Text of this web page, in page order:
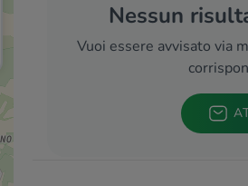
Nessun
Vuoi essere avvisato via